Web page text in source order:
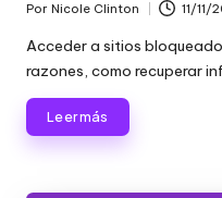
Publicado
por
Por Nicole Clinton 11/11/
Acceder a sitios
razones, como recuperar
Leer más